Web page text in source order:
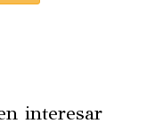
interesar